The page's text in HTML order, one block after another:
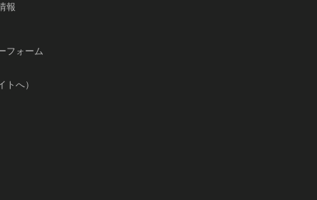
報
フォーム
トへ）